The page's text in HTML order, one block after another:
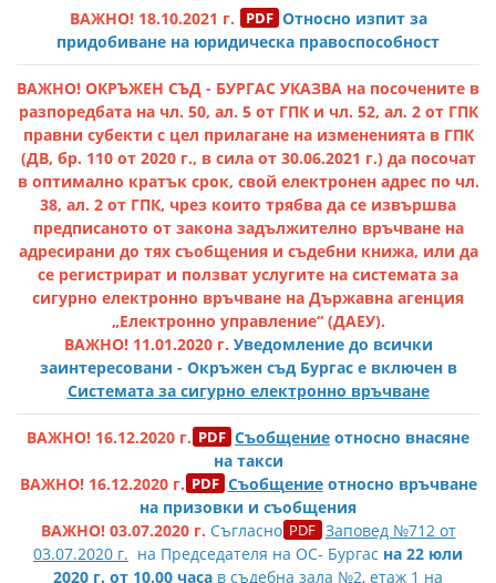
ВАЖНО! 18.10.2021 г.
Относно изпит за
придобиване на юридическа правоспособност
ВАЖНО! ОКРЪЖЕН СЪД - БУРГАС УКАЗВА на посочените в
разпоредбата на чл. 50, ал. 5 от ГПК и чл. 52, ал. 2 от ГПК
правни субекти с цел прилагане на измененията в ГПК
(ДВ, бр. 110 от 2020 г., в сила от 30.06.2021 г.) да посочат
в оптимално кратък срок, свой електронен адрес по чл.
38, ал. 2 от ГПК, чрез които трябва да се извършва
предписаното от закона задължително връчване на
адресирани до тях съобщения и съдебни книжа, или да
се регистрират и ползват услугите на системата за
сигурно електронно връчване на Държавна агенция
„Електронно управление“ (ДАЕУ).
ВАЖНО! 11.01.2020 г. Уведомление до всички
заинтересовани - Окръжен съд Бургас е включен в
Системата за сигурно електронно връчване
ВАЖНО! 16.12.2020 г. Съобщение относно внасяне
на такси
ВАЖНО! 16.12.2020 г.
Съобщениеотносно връчване
на призовки и съобщения
ВАЖНО! 03.07.2020 г. Съгласно
Заповед №712 от
03.07.2020 г. на Председателя на ОС- Бургас на 22 юли
2020 г. от 10.00 часа в съдебна зала №2, етаж 1 на